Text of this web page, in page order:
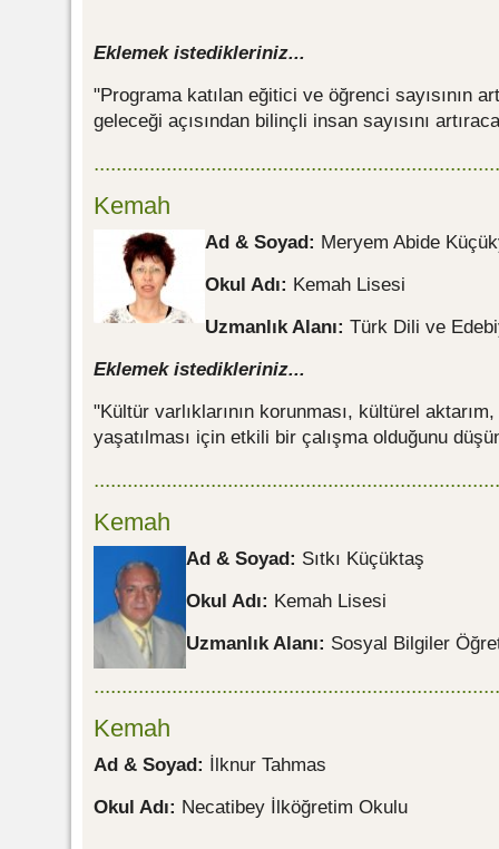
Eklemek istedikleriniz...
"Programa katılan eğitici ve öğrenci sayısının
geleceği açısından bilinçli insan sayısını
Kemah
Ad & Soyad: Meryem Abide
Okul Adı: Kemah Lisesi
Uzmanlık Alanı: Türk Dili ve
Eklemek istedikleriniz...
"Kültür varlıklarının korunması, kültürel
yaşatılması için etkili bir çalışma olduğunu
Kemah
Ad & Soyad: Sıtkı Küçüktaş
Okul Adı: Kemah Lisesi
Uzmanlık Alanı: Sosyal Bilgiler
Kemah
Ad & Soyad: İlknur Tahmas
Okul Adı: Necatibey İlköğretim Okulu